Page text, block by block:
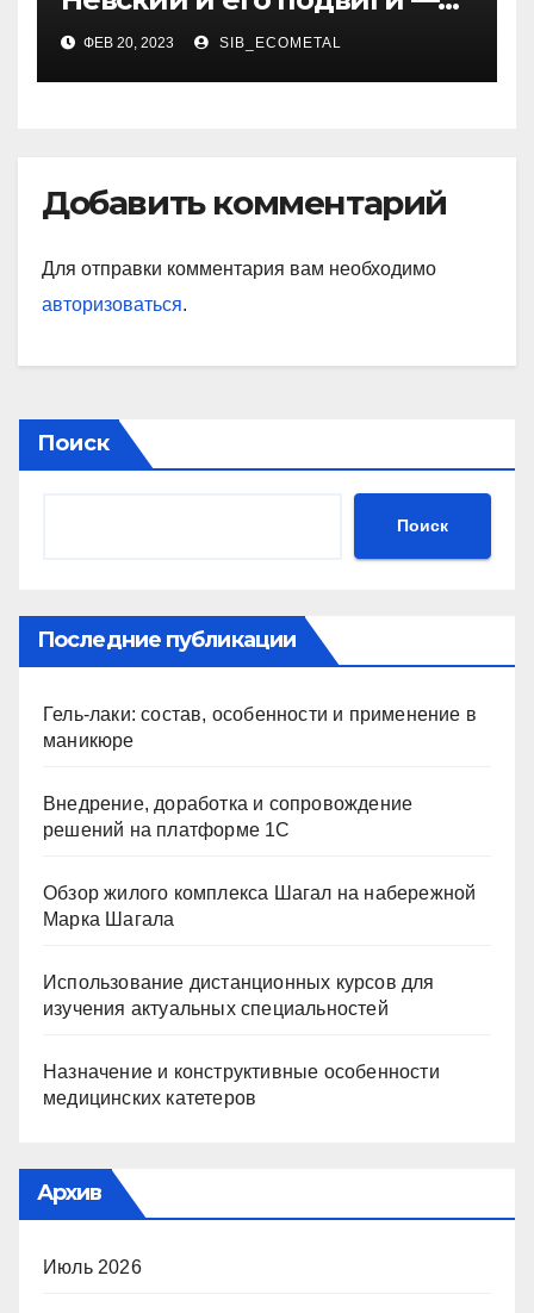
история жизни великого
князя, защитника Руси
ФЕВ 20, 2023 SIB_ECOMETAL
Добавить комментарий
Для отправки комментария вам необходимо
авторизоваться.
Поиск
Поиск
Последние публикации
Гель-лаки: состав, особенности и применение в
маникюре
Внедрение, доработка и сопровождение
решений на платформе 1С
Обзор жилого комплекса Шагал на набережной
Марка Шагала
Использование дистанционных курсов для
изучения актуальных специальностей
Назначение и конструктивные особенности
медицинских катетеров
Архив
Июль 2026